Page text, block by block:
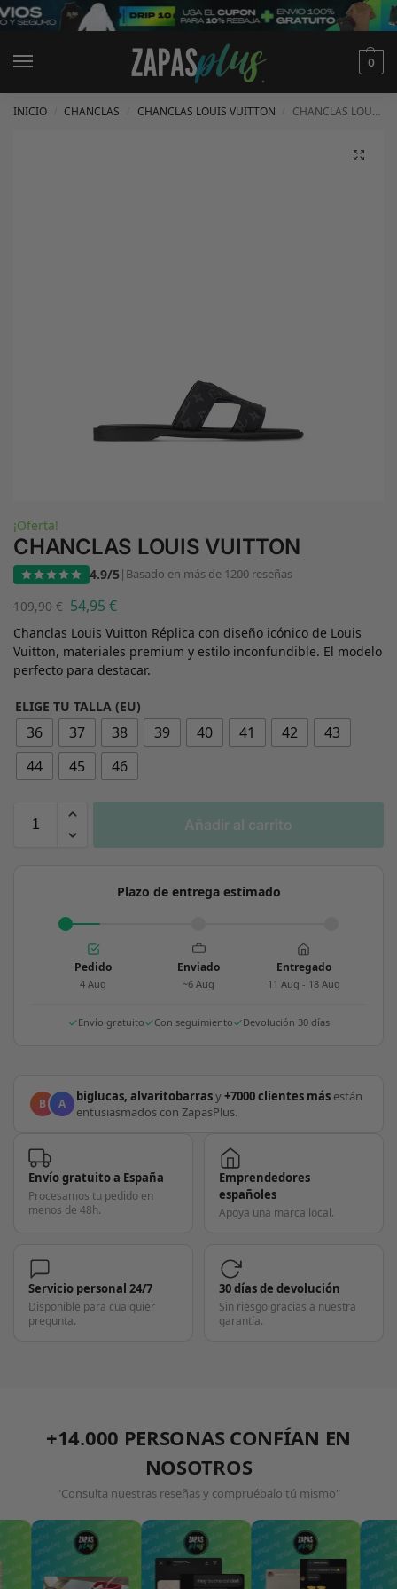
0
INICIO CHANCLAS CHANCLAS LOUIS VUITTON CHANCLAS LOUIS VUITTON
¡Oferta!
CHANCLAS LOUIS VUITTON
4.9/5| Basado en más de 1200 reseñas
109,90€ 54,95 €
Chanclas Louis Vuitton Réplica con diseño icónico de Louis
Vuitton, materiales premium y estilo inconfundible. El modelo
perfecto para destacar.
ELIGE TU TALLA (EU)
36 37 38 39 40 41 42
43
44
45 46
Añadir al carrito
Plazo de entrega estimado
Pedido
4 Aug
Enviado
~6 Aug
Entregado
11 Aug - 18 Aug
Envío gratuito Con seguimiento Devolución 30 días
B A biglucas, alvaritobarrasy+7000 clientes más están
entusiasmados con ZapasPlus.
Envío gratuito a España
Procesamos tu pedido en
menos de 48h.
Emprendedores
españoles
Apoya una marca local.
Servicio personal 24/7
Disponible para cualquier
pregunta.
30 días de devolución
Sin riesgo gracias a nuestra
garantía.
+14.000 PERSONAS CONFÍAN EN
NOSOTROS
"Consulta nuestras reseñas y compruébalo tú mismo"